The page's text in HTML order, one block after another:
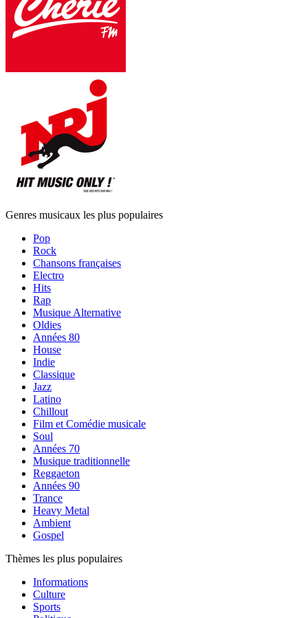
Genres musicaux les plus populaires
Pop
Rock
Chansons françaises
Electro
Hits
Rap
Musique Alternative
Oldies
Années 80
House
Indie
Classique
Jazz
Latino
Chillout
Film et Comédie musicale
Soul
Années 70
Musique traditionnelle
Reggaeton
Années 90
Trance
Heavy Metal
Ambient
Gospel
Thèmes les plus populaires
Informations
Culture
Sports